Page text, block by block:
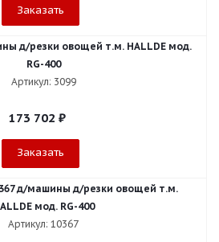
Заказать
д/резки овощей т.м. HALLDE мод.
RG-400
Артикул: 3099
173 702 ₽
Заказать
д/машины д/резки овощей т.м.
мод. RG-400
Артикул: 10367